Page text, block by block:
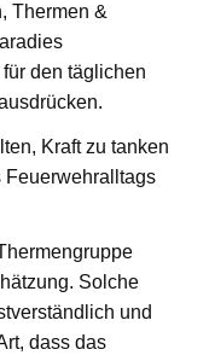
Thermen &
den täglichen
Kraft zu tanken
Feuerwehralltags
Solche
und
dass das